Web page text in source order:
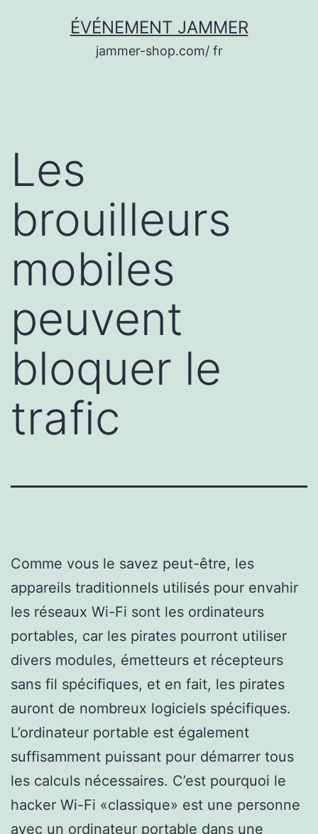
ÉVÉNEMENT JAMMER
jammer-shop.com/ fr
Les
brouilleurs
mobiles
peuvent
bloquer le
trafic
Comme vous le savez peut-être, les
appareils traditionnels utilisés pour envahir
les réseaux Wi-Fi sont les ordinateurs
portables, car les pirates pourront utiliser
divers modules, émetteurs et récepteurs
sans fil spécifiques, et en fait, les pirates
auront de nombreux logiciels spécifiques.
L’ordinateur portable est également
suffisamment puissant pour démarrer tous
les calculs nécessaires. C’est pourquoi le
hacker Wi-Fi «classique» est une personne
avec un ordinateur portable dans une